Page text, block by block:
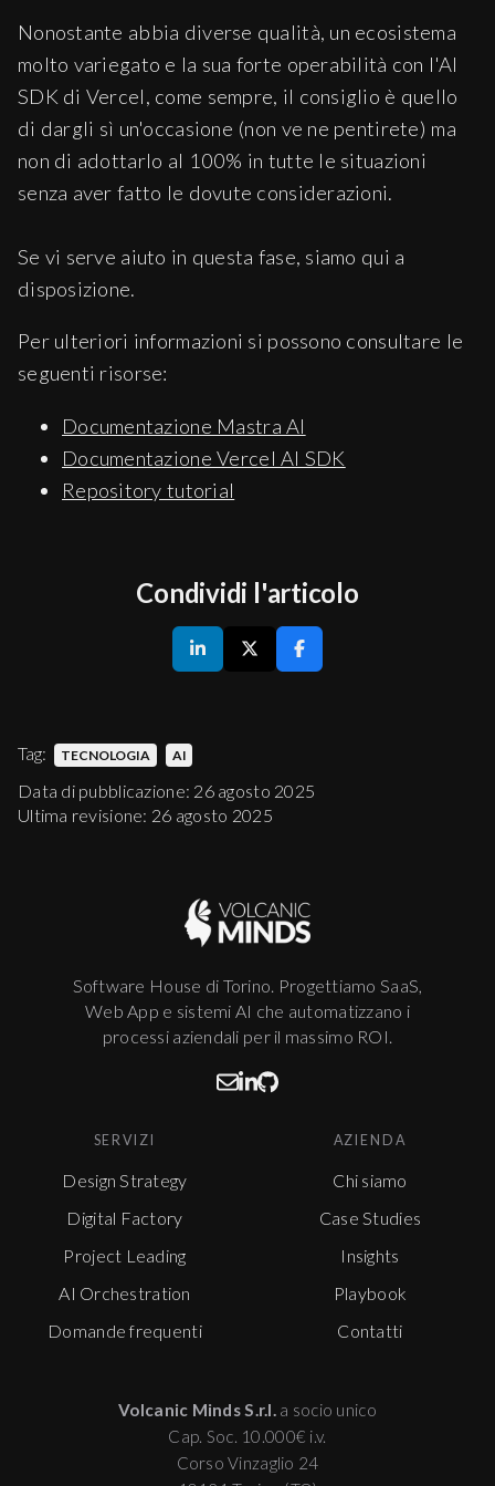
// Create an index for paper chunks
// 1536 for OpenAI text-embedding-
await vectorStore.createIndex({
indexName : 'books' ,
dimension: 3072
await vectorStore.upsert({
indexName
metadata: chunks.map
text: chunk.text,
source:
Nonostante abbia diverse qualità, un ecosistema
molto variegato e la sua forte operabilità con l'AI
SDK di Vercel, come sempre, il consiglio è quello
di dargli sì un'occasione (non ve ne pentirete) ma
non di adottarlo al 100% in tutte le situazioni
senza aver fatto le dovute considerazioni.
Se vi serve aiuto in questa fase, siamo qui a
disposizione.
Per ulteriori informazioni si possono consultare le
seguenti risorse:
Documentazione Mastra AI
Documentazione Vercel AI SDK
Repository tutorial
Condividi l'articolo
Tag: TECNOLOGIA AI
Data di pubblicazione: 26 agosto 2025
Ultima revisione: 26 agosto 2025
Software House di Torino. Progettiamo SaaS,
Web App e sistemi AI che automatizzano i
processi aziendali per il massimo ROI.
SERVIZI
Design Strategy
Digital Factory
Project Leading
AI Orchestration
Domande frequenti
AZIENDA
Chi siamo
Case Studies
Insights
Playbook
Contatti
Volcanic Minds S.r.l.a socio unico
Cap. Soc. 10.000€ i.v.
Corso Vinzaglio 24